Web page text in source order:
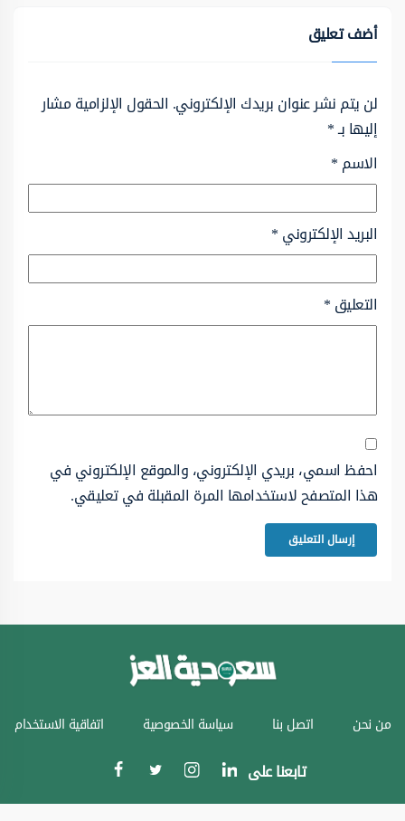
أضف تعليق
لن يتم نشر عنوان بريدك الإلكتروني. الحقول الإلزامية مشار
إليها بـ*
الاسم*
البريد الإلكتروني*
التعليق*
احفظ اسمي، بريدي الإلكتروني، والموقع الإلكتروني في
هذا المتصفح لاستخدامها المرة المقبلة في تعليقي.
من نحن اتصل بنا سياسة الخصوصية اتفاقية الاستخدام
تابعنا على